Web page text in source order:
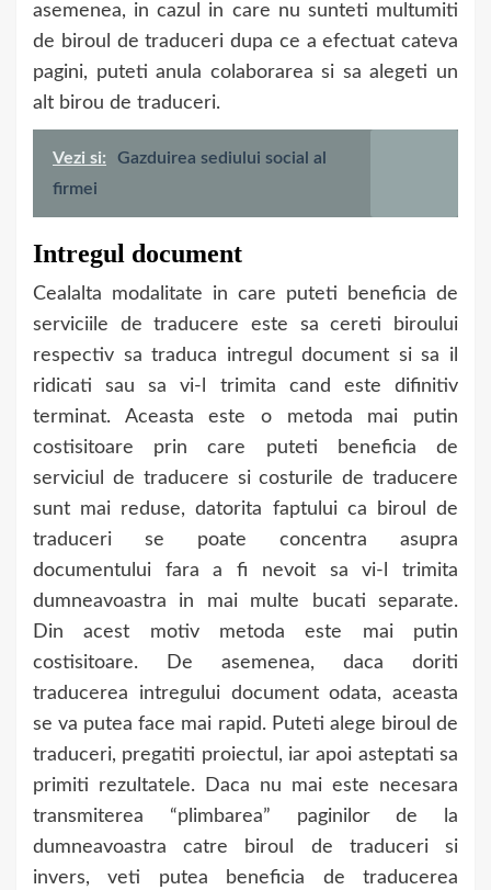
asemenea, in cazul in care nu sunteti multumiti
de biroul de traduceri dupa ce a efectuat cateva
pagini, puteti anula colaborarea si sa alegeti un
alt birou de traduceri.
Vezi si:
Gazduirea sediului social al
firmei
Intregul document
Cealalta modalitate in care puteti beneficia de
serviciile de traducere este sa cereti biroului
respectiv sa traduca intregul document si sa il
ridicati sau sa vi-l trimita cand este difinitiv
terminat. Aceasta este o metoda mai putin
costisitoare prin care puteti beneficia de
serviciul de traducere si costurile de traducere
sunt mai reduse, datorita faptului ca biroul de
traduceri se poate concentra asupra
documentului fara a fi nevoit sa vi-l trimita
dumneavoastra in mai multe bucati separate.
Din acest motiv metoda este mai putin
costisitoare. De asemenea, daca doriti
traducerea intregului document odata, aceasta
se va putea face mai rapid. Puteti alege biroul de
traduceri, pregatiti proiectul, iar apoi asteptati sa
primiti rezultatele. Daca nu mai este necesara
transmiterea “plimbarea” paginilor de la
dumneavoastra catre biroul de traduceri si
invers, veti putea beneficia de traducerea